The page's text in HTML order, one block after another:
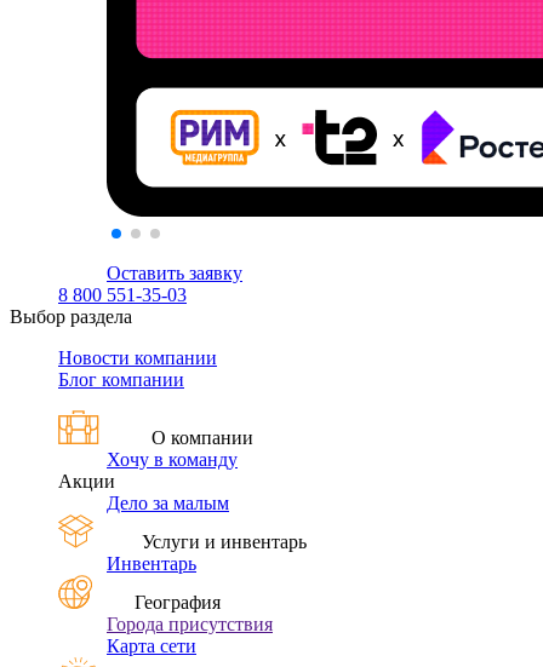
Оставить заявку
8 800 551-35-03
Выбор раздела
Новости компании
Блог компании
О компании
Хочу в команду
Акции
Дело за малым
Услуги и инвентарь
Инвентарь
География
Города присутствия
Карта сети